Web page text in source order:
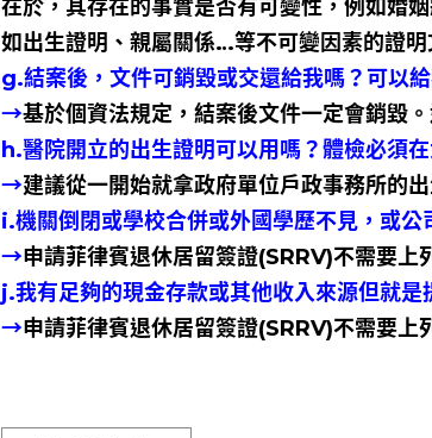
在於，其存在的事實是否有可變性，例如婚
如出生證明、親屬關係…等不可變因素的證明
g.結案後，文件可銷毀或交還給我嗎？可以
→基於個資法規定，結案後文件一定會銷毀
h.醫院開立的出生證明可以用嗎？體檢必須
→建議從一開始就拿政府單位戶政事務所的
i.機關倒閉或學校合併或外國學歷不見，或公
→申請菲律賓退休居留簽證(SRRV)不需要上
j.我有足夠的現金存款或其他收入來源但就是
→申請菲律賓退休居留簽證(SRRV)不需要上